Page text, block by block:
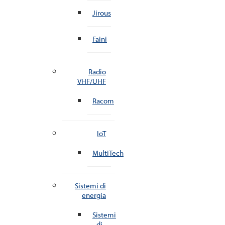
Jirous
Faini
Radio
VHF/UHF
Racom
IoT
MultiTech
Sistemi di
energia
Sistemi